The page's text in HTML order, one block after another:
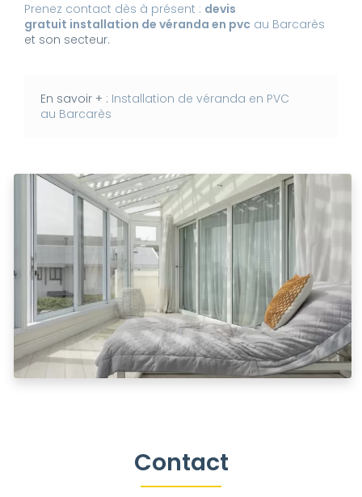
Prenez contact dès à présent : devis
gratuit installation de véranda en pvc au Barcarès
et son secteur.
En savoir + : Installation de véranda en PVC
au Barcarès
Contact